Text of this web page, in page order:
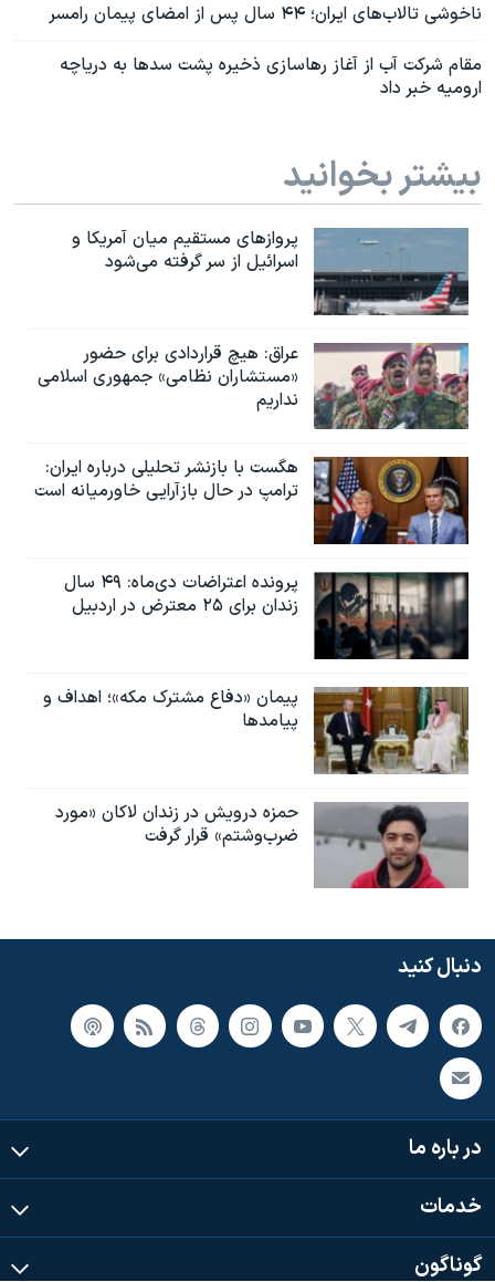
ناخوشی تالاب‌های ایران؛ ۴۴ سال پس از امضای پیمان رامسر
مقام شرکت آب از آغاز رهاسازی ذخیره پشت سدها به دریاچه
ارومیه خبر داد
بیشتر بخوانید
پروازهای مستقیم میان آمریکا و
اسرائیل از سر گرفته می‌شود
عراق: هیچ قراردادی برای حضور
«مستشاران نظامی» جمهوری اسلامی
نداریم
هگست با بازنشر تحلیلی درباره ایران:
ترامپ در حال بازآرایی خاورمیانه است
پرونده اعتراضات دی‌ماه: ۴۹ سال
زندان برای ۲۵ معترض در اردبیل
پیمان «دفاع مشترک مکه»؛ اهداف و
پیامدها
حمزه درویش در زندان لاکان «مورد
ضرب‌وشتم» قرار گرفت
دنبال کنید
در باره ما
خدمات
گوناگون